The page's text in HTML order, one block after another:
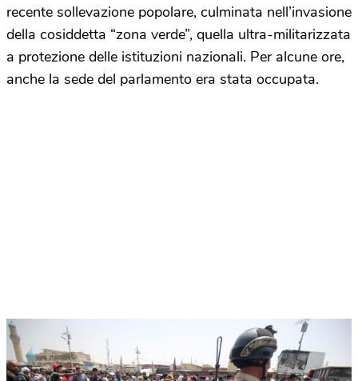
recente sollevazione popolare, culminata nell’invasione
della cosiddetta “zona verde”, quella ultra-militarizzata
a protezione delle istituzioni nazionali. Per alcune ore,
anche la sede del parlamento era stata occupata.